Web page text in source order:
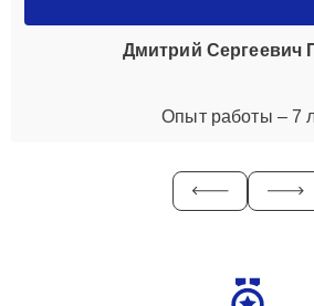
Дмитрий Сергеевич
Опыт работы – 7